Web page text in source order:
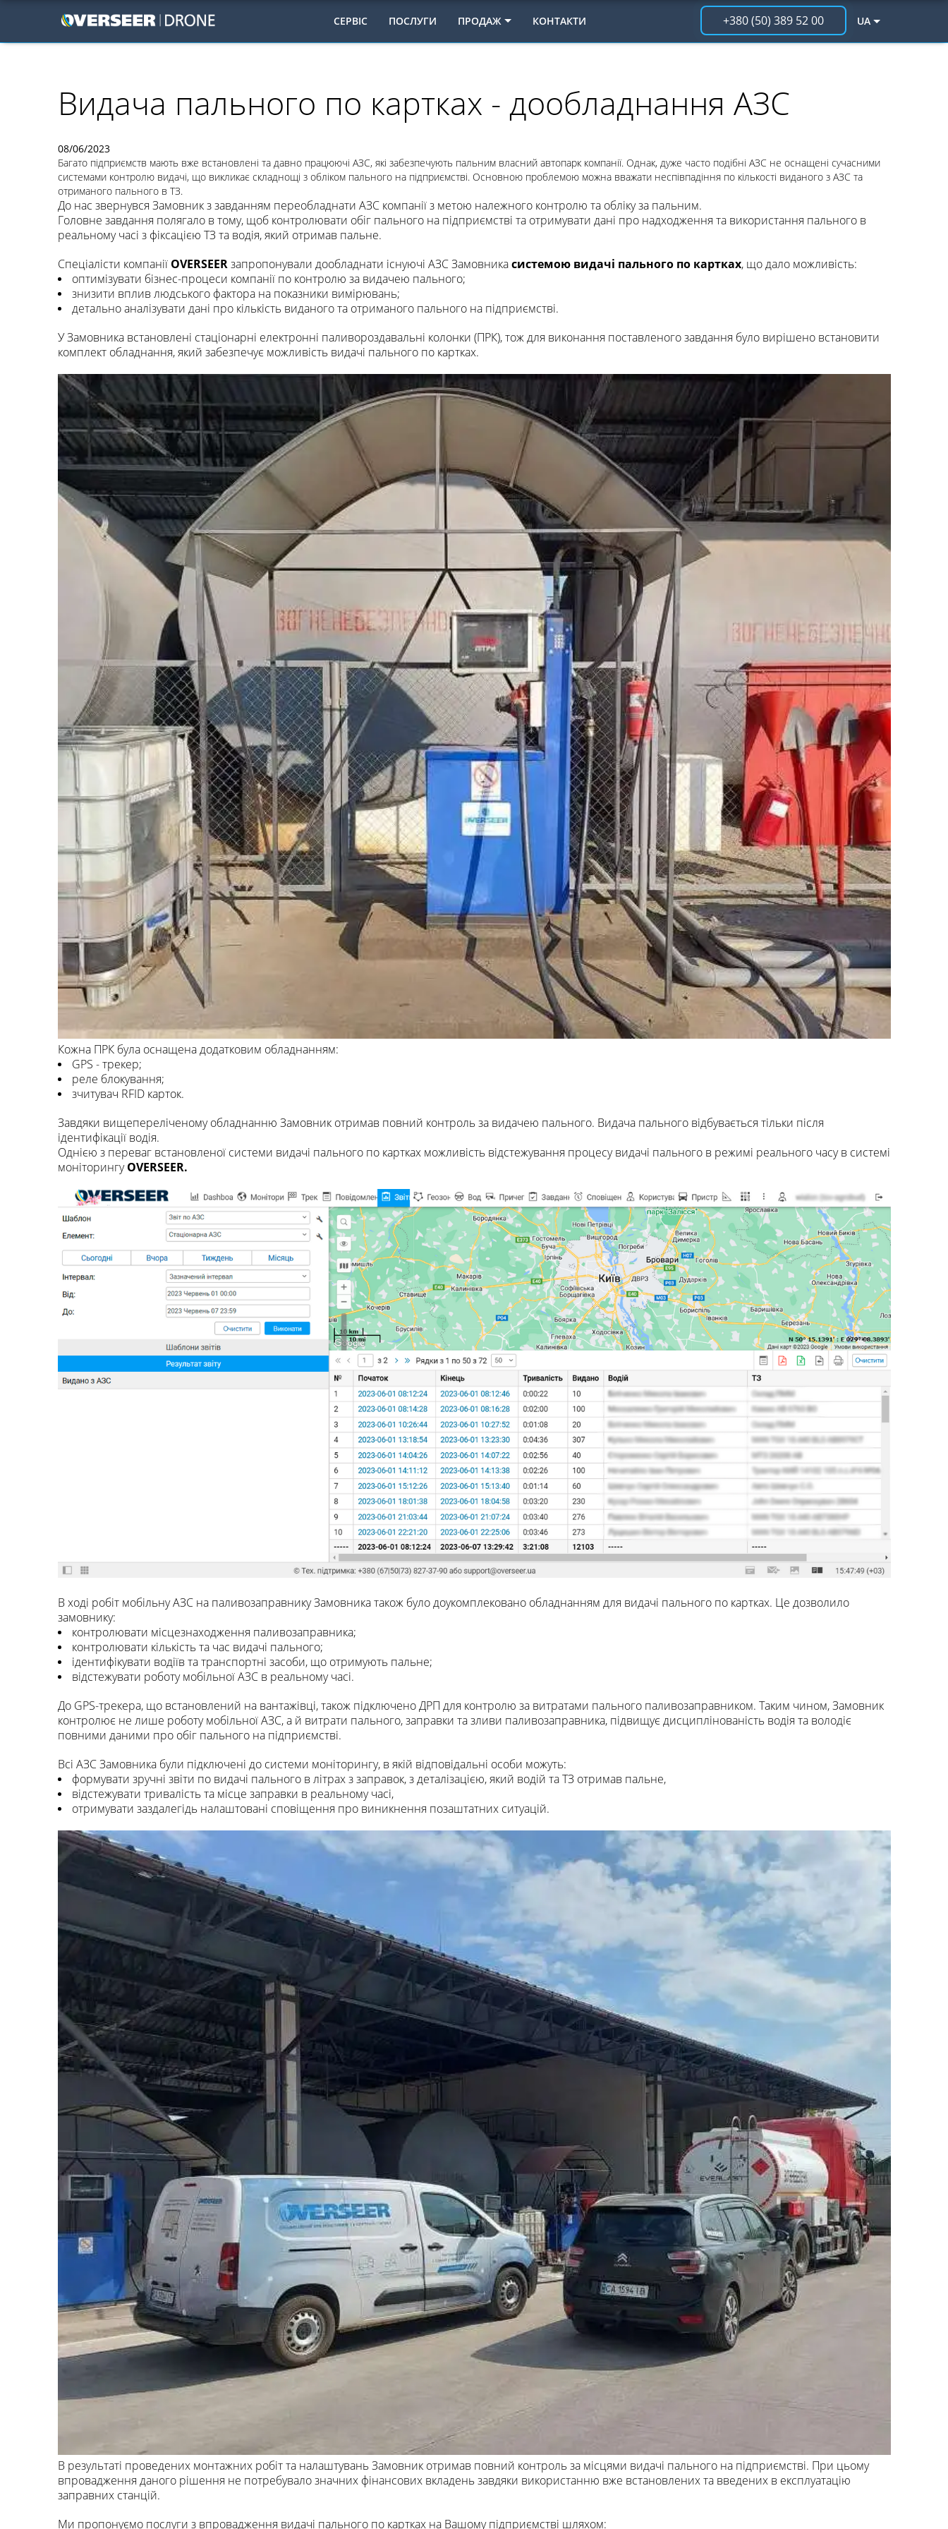
СЕРВІС ПОСЛУГИ ПРОДАЖ КОНТАКТИ +380 (50) 389 52 00 UA
Видача пального по картках - дообладнання АЗС
08/06/2023
Багато підприємств мають вже встановлені та давно працюючі АЗС, які забезпечують пальним власний автопарк компанії. Однак, дуже часто подібні АЗС не оснащені сучасними
системами контролю видачі, що викликає складнощі з обліком пального на підприємстві. Основною проблемою можна вважати неспівпадіння по кількості виданого з АЗС та
отриманого пального в ТЗ.
До нас звернувся Замовник з завданням переобладнати АЗС компанії з метою належного контролю та обліку за пальним.
Головне завдання полягало в тому, щоб контролювати обіг пального на підприємстві та отримувати дані про надходження та використання пального в
реальному часі з фіксацією ТЗ та водія, який отримав пальне.
Спеціалісти компанії OVERSEERзапропонували дообладнати існуючі АЗС Замовникасистемою видачі пального по картках, що дало можливість:
оптимізувати бізнес-процеси компанії по контролю за видачею пального;
знизити вплив людського фактора на показники вимірювань;
детально аналізувати дані про кількість виданого та отриманого пального на підприємстві.
У Замовника встановлені стаціонарні електронні паливороздавальні колонки (ПРК), тож для виконання поставленого завдання було вирішено встановити
комплект обладнання, який забезпечує можливість видачі пального по картках.
Кожна ПРК була оснащена додатковим обладнанням:
GPS - трекер;
реле блокування;
зчитувач RFID карток.
Завдяки вищепереліченому обладнанню Замовник отримав повний контроль за видачею пального. Видача пального відбувається тільки після
ідентифікації водія.
Однією з переваг встановленої системи видачі пального по картках можливість відстежування процесу видачі пального в режимі реального часу в системі
моніторингуOVERSEER.
В ході робіт мобільну АЗС на паливозаправнику Замовника також було доукомплековано обладнанням для видачі пального по картках. Це дозволило
замовнику:
контролювати місцезнаходження паливозаправника;
контролювати кількість та час видачі пального;
ідентифікувати водіїв та транспортні засоби, що отримують пальне;
відстежувати роботу мобільної АЗС в реальному часі.
До GPS-трекера, що встановлений на вантажівці, також підключено ДРП для контролю за витратами пального паливозаправником. Таким чином, Замовник
контролює не лише роботу мобільної АЗС, а й витрати пального, заправки та зливи паливозаправника, підвищує дисциплінованість водія та володіє
повними даними про обіг пального на підприємстві.
Всі АЗС Замовника були підключені до системи моніторингу, в якій відповідальні особи можуть:
формувати зручні звіти по видачі пального в літрах з заправок, з деталізацією, який водій та ТЗ отримав пальне,
відстежувати тривалість та місце заправки в реальному часі,
отримувати заздалегідь налаштовані сповіщення про виникнення позаштатних ситуацій.
В результаті проведених монтажних робіт та налаштувань Замовник отримав повний контроль за місцями видачі пального на підприємстві. При цьому
впровадження даного рішення не потребувало значних фінансових вкладень завдяки використанню вже встановлених та введених в експлуатацію
заправних станцій.
Ми пропонуємо послуги з впровадження видачі пального по картках на Вашому підприємстві шляхом: